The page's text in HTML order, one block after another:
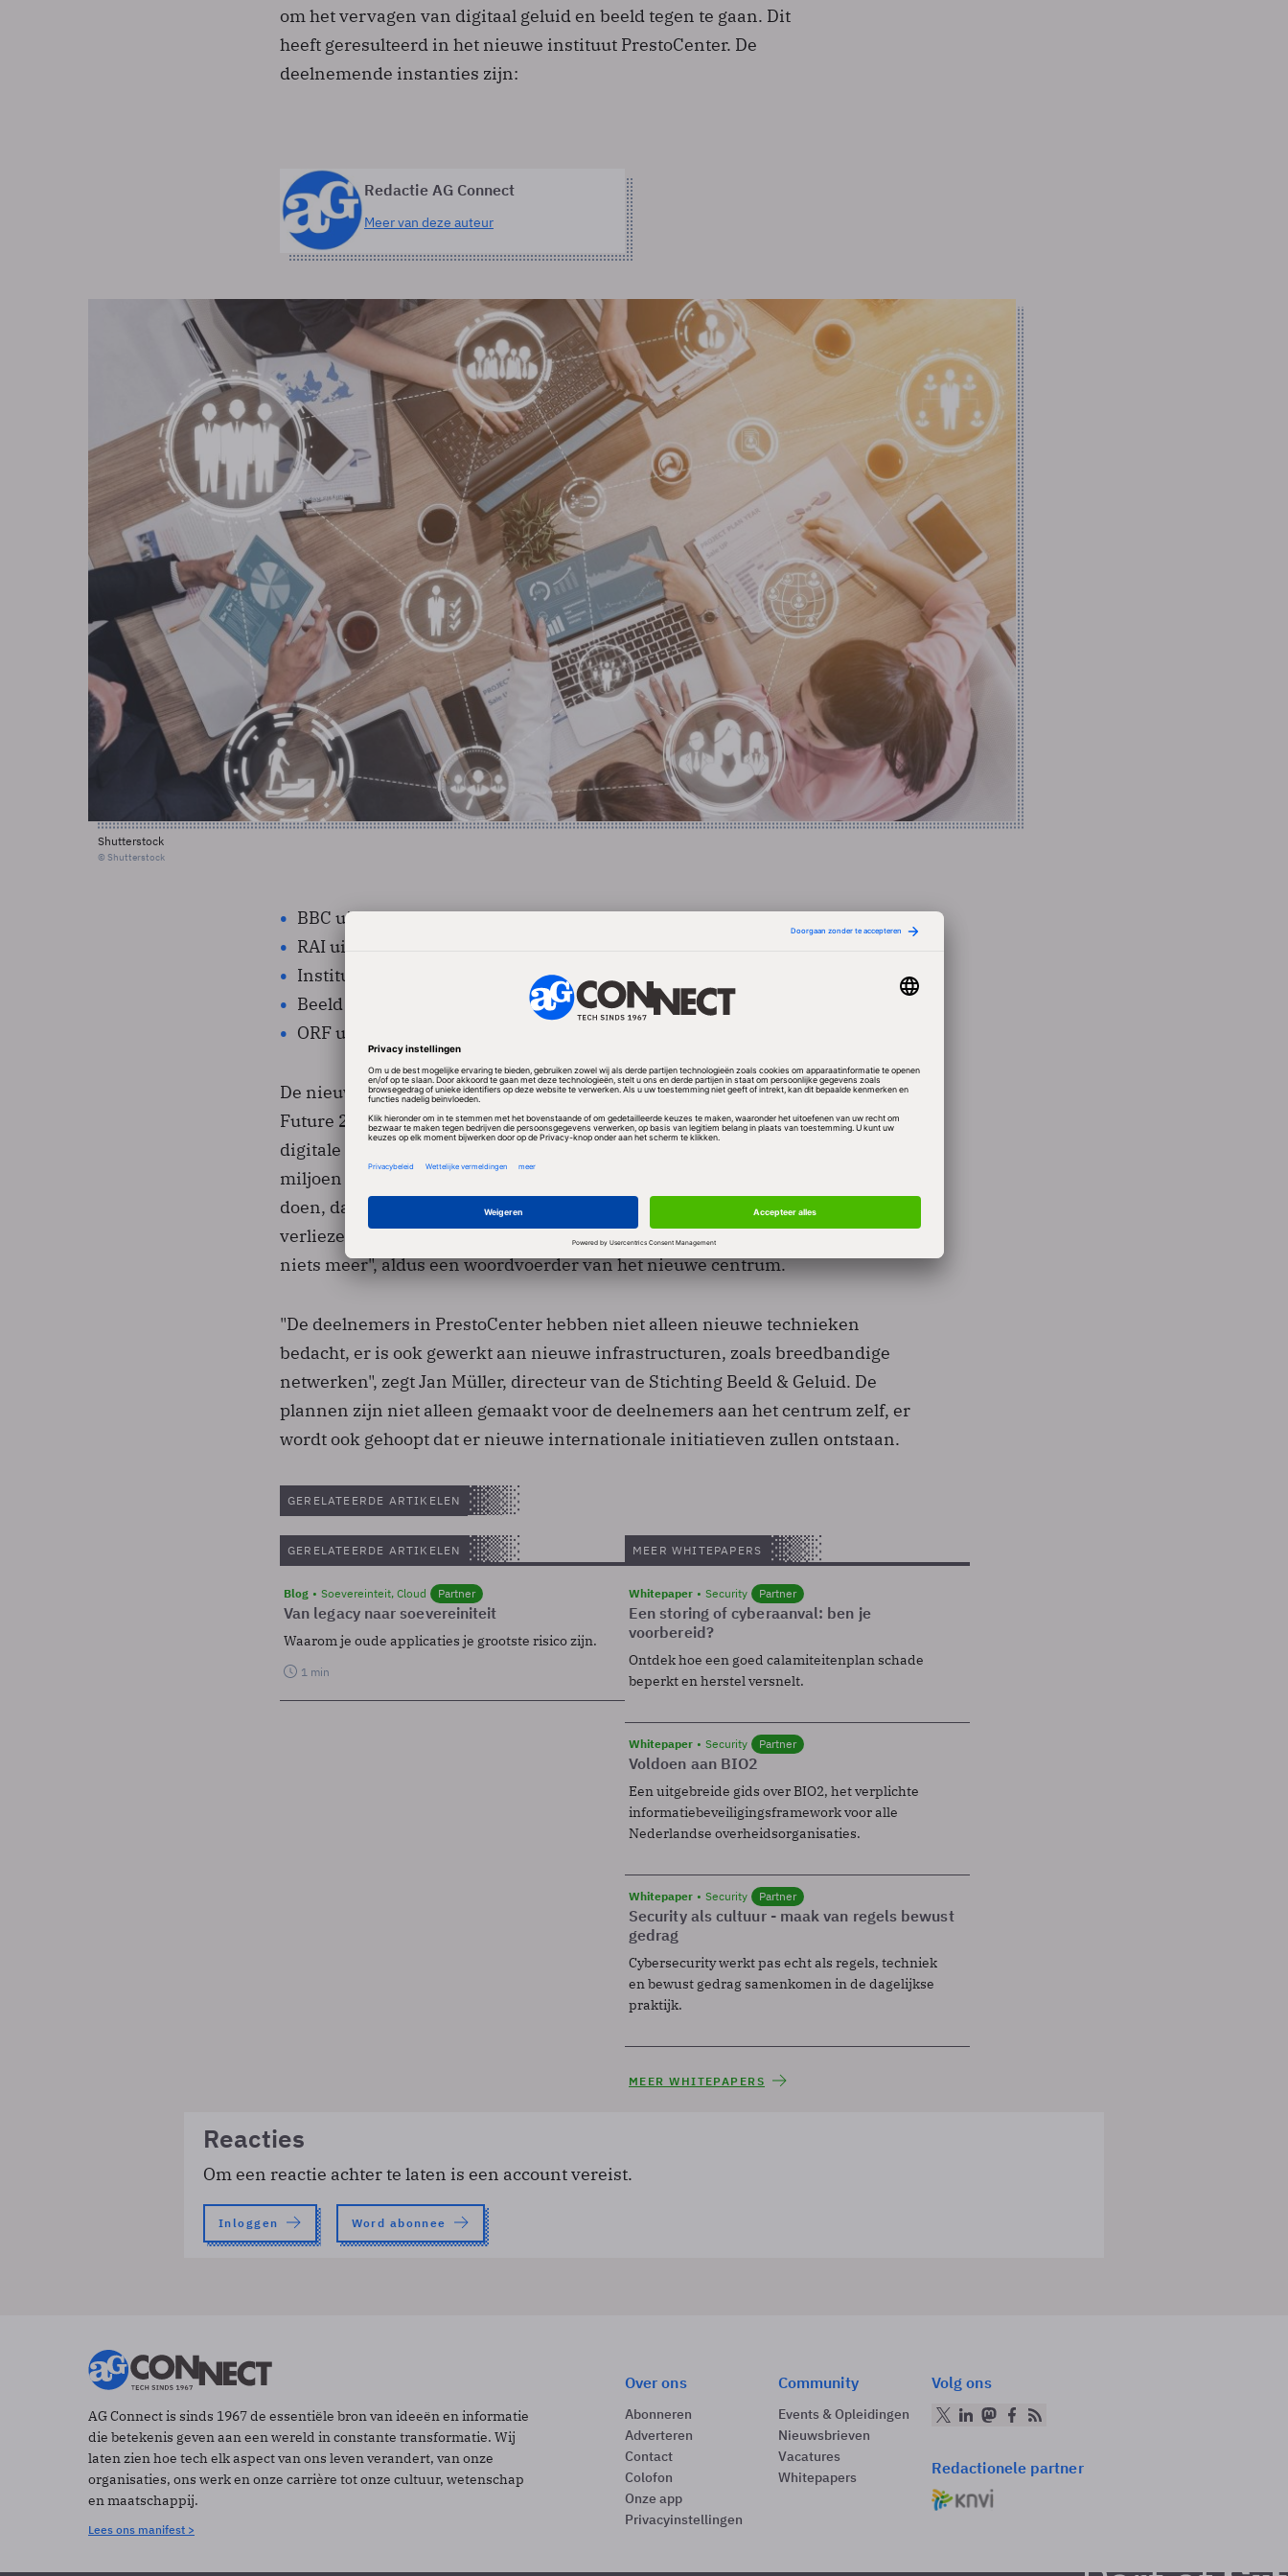
om het vervagen van digitaal geluid en beeld tegen te gaan. Dit
heeft geresulteerd in het nieuwe instituut PrestoCenter. De
deelnemende instanties zijn:
Redactie AG Connect
Meer van deze auteur
Shutterstock
© Shutterstock
BBC uit Groot-Brittannië
RAI uit Italië
Institut National de l'Audiovisuel uit Frankrijk
Beeld & Geluid uit Nederland
ORF uit Oostenrijk
De nieuwe plannen zijn bekendgemaakt op de conferentie Screening the
Future 2011, die in Hilversum plaatsvindt. De markt voor het opslaan van
digitale audio- en videobestanden heeft in Europa een omvang van 364
miljoen euro en dit bedrag groeit met zo'n 8 procent per jaar. "Als we niets
doen, dan verdampt dat geld over een aantal jaar. De digitale bestanden
verliezen hun kwaliteit en op een gegeven moment hebben we helemaal
niets meer", aldus een woordvoerder van het nieuwe centrum.
"De deelnemers in PrestoCenter hebben niet alleen nieuwe technieken
bedacht, er is ook gewerkt aan nieuwe infrastructuren, zoals breedbandige
netwerken", zegt Jan Müller, directeur van de Stichting Beeld & Geluid. De
plannen zijn niet alleen gemaakt voor de deelnemers aan het centrum zelf, er
wordt ook gehoopt dat er nieuwe internationale initiatieven zullen ontstaan.
GERELATEERDE ARTIKELEN
GERELATEERDE ARTIKELEN
Blog Soevereinteit, Cloud Partner
Van legacy naar soevereiniteit
Waarom je oude applicaties je grootste risico zijn.
1 min
MEER WHITEPAPERS
Whitepaper Security Partner
Een storing of cyberaanval: ben je
voorbereid?
Ontdek hoe een goed calamiteitenplan schade
beperkt en herstel versnelt.
Whitepaper Security Partner
Voldoen aan BIO2
Een uitgebreide gids over BIO2, het verplichte
informatiebeveiligingsframework voor alle
Nederlandse overheidsorganisaties.
Whitepaper Security Partner
Security als cultuur - maak van regels bewust
gedrag
Cybersecurity werkt pas echt als regels, techniek
en bewust gedrag samenkomen in de dagelijkse
praktijk.
MEER WHITEPAPERS
Reacties
Om een reactie achter te laten is een account vereist.
Inloggen Word abonnee
AG Connect is sinds 1967 de essentiële bron van ideeën en informatie
die betekenis geven aan een wereld in constante transformatie. Wij
laten zien hoe tech elk aspect van ons leven verandert, van onze
organisaties, ons werk en onze carrière tot onze cultuur, wetenschap
en maatschappij.
Lees ons manifest >
Over ons
Abonneren
Adverteren
Contact
Colofon
Onze app
Privacyinstellingen
Community
Events & Opleidingen
Nieuwsbrieven
Vacatures
Whitepapers
Volg ons
Redactionele partner